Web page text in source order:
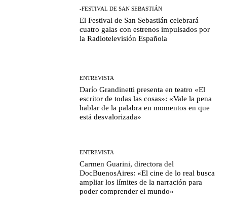
-FESTIVAL DE SAN SEBASTIÁN
El Festival de San Sebastián celebrará
cuatro galas con estrenos impulsados por
la Radiotelevisión Española
ENTREVISTA
Darío Grandinetti presenta en teatro «El
escritor de todas las cosas»: «Vale la pena
hablar de la palabra en momentos en que
está desvalorizada»
ENTREVISTA
Carmen Guarini, directora del
DocBuenosAires: «El cine de lo real busca
ampliar los límites de la narración para
poder comprender el mundo»